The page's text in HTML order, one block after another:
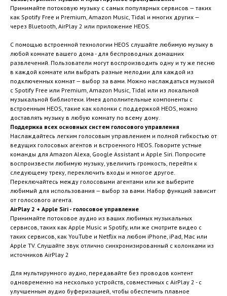
Принимайте потоковую музыку с самых популярных сервисов — таких
как Spotify Free и Premium, Amazon Music, Tidal и многих других —
через Bluetooth, AirPlay 2 или приложение HEOS.
С помощью встроенной технологии HEOS слушайте любимую музыку в
любой комнате вашего дома - для беспроводных домашних
развлечений. Пользователи могут воспроизводить одну и ту же песню
в каждой комнате или выбрать разные мелодии для каждой из
подключенных комнат — выбор за вами. Можно наслаждаться музыкой
с Spotify Free или Premium, Amazon Music, Tidal или из локальной
музыкальной библиотеки. Имея дополнительные компоненты с
встроенным HEOS, такие как колонки с поддержкой HEOS, можно
доставлять музыку в любую комнату по всему дому.
Поддержка всех основных систем голосового управления
Наслаждайтесь легким голосовым управлением и полной гибкостью от
ведущих голосовых агентов и встроенного HEOS. Говорите устные
команды для Amazon Alexa, Google Assistant и Apple Siri. Попросите
воспроизвести любимую музыку, увеличить громкость, перейти к
следующему треку, переключить входы и многое другое.
Переключайтесь между голосовыми агентами или же выберите
любимый для использования — выбор за вами. Набор функций зависит
от голосового агента.
AirPlay 2 + Apple Siri - голосовое управление
Принимайте потоковое аудио из ваших любимых музыкальных
сервисов, таких как Apple Music и Spotify, или же смотрите видео с
таких сервисов, как YouTube и Netflix на любом iPhone, iPad, Mac или
Apple TV. Слушайте звук отлично синхронизированный с колонками из
источников AirPlay 2
Для мультирумного аудио, передавайте без проводов контент
одновременно на несколько устройств, совместимых с AirPlay 2 - с
улучшенным аудио буферизацией, чтобы обеспечить плавное